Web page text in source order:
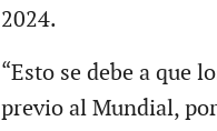
2024.
“Esto se debe a que
previo al Mundial,